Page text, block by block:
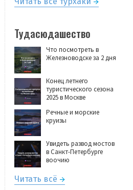
Тудасюдашество
Что посмотреть в
Железноводске за 2 дня
Конец летнего
туристического сезона
2025 в Москве
Речные и морские
круизы
Увидеть развод мостов
в Санкт-Петербурге
воочию
Читать всё